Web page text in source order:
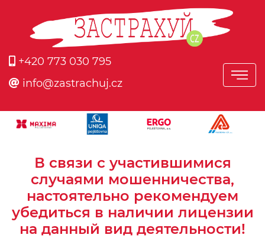
+420 773 030 795
info@zastrachuj.cz
В связи с участившимися
случаями мошенничества,
настоятельно рекомендуем
убедиться в наличии лицензии
на данный вид деятельности!